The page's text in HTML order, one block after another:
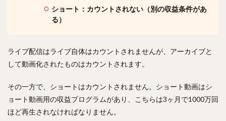
ショート：カウントされない（別の収益条件があ
る）
ライブ配信はライブ自体はカウントされませんが、アーカイブと
して動画化されたものはカウントされます。
その一方で、ショートはカウントされません。ショート動画はシ
ョート動画用の収益プログラムがあり、こちらは3ヶ月で1000万回
ほど再生されなければなりません。